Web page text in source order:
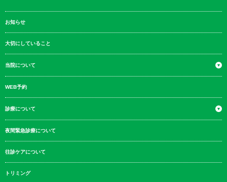
お知らせ
大切にしていること
当院について
WEB予約
診療について
夜間緊急診療について
往診ケアについて
トリミング